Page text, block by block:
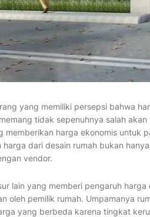
yang memiliki persepsi bahwa
tidak sepenuhnya salah
memberikan harga ekonomis untuk
harga dari desain rumah bukan
vendor.
lain yang memberi pengaruh
oleh pemilik rumah. Umpamanya
yang berbeda karena tingkat